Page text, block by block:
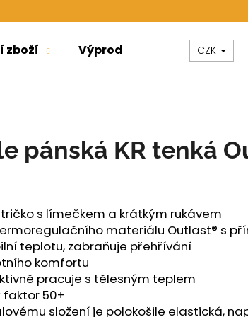
zboží Výprodej Kolekce
CZK
pánská KR tenká
s límečkem a krátkým rukávem
materiálu Outlast® s
teplotu, zabraňuje přehřívání
komfortu
pracuje s tělesným teplem
faktor 50+
složení je polokošile elastická,
HIGH LONG DÁMSKÉ TENKÉ